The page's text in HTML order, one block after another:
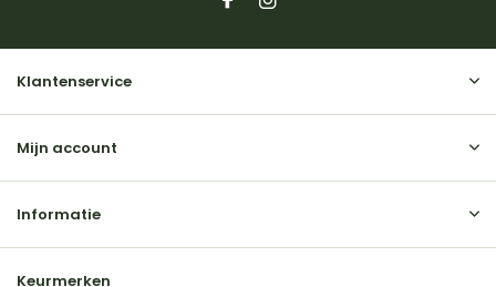
Klantenservice
Mijn account
Informatie
Keurmerken